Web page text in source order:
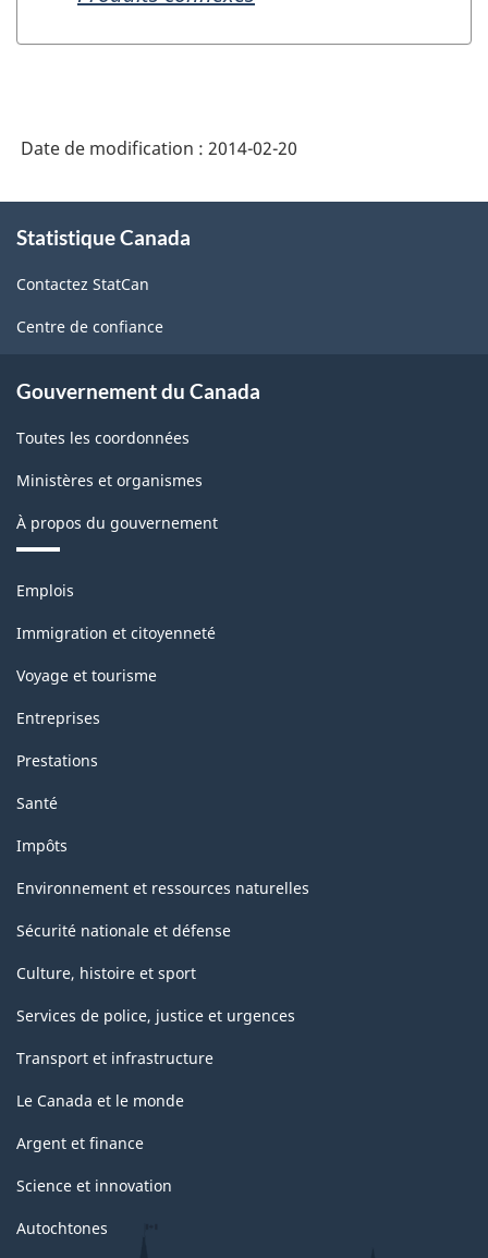
Date de modification : 2014-02-20
propos
ce
site
Statistique Canada
Contactez StatCan
Centre de confiance
Gouvernement du Canada
Toutes les coordonnées
Ministères et organismes
À propos du gouvernement
Thèmes
sujets
Emplois
Immigration et citoyenneté
Voyage et tourisme
Entreprises
Prestations
Santé
Impôts
Environnement et ressources naturelles
Sécurité nationale et défense
Culture, histoire et sport
Services de police, justice et urgences
Transport et infrastructure
Le Canada et le monde
Argent et finance
Science et innovation
Autochtones